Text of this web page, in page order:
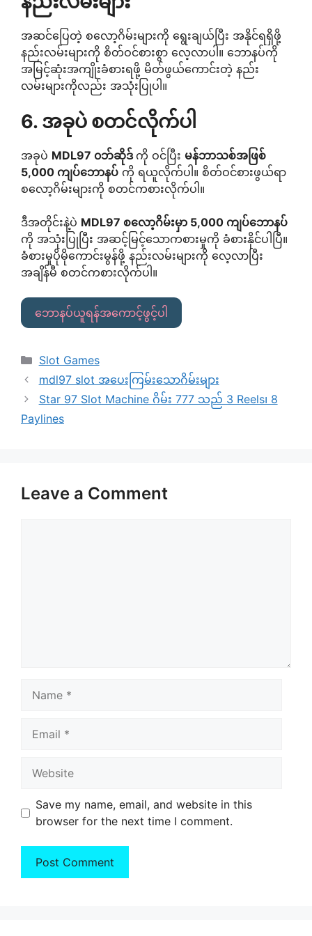
အဆင်ပြေတဲ့ စလော့ဂိမ်းများကို ရွေးချယ်ပြီး အနိုင်ရရှိဖို့
နည်းလမ်းများကို စိတ်ဝင်စားစွာ လေ့လာပါ။ ဘောနပ်ကို
အမြင့်ဆုံးအကျိုးခံစားရဖို့ မိတ်ဖွယ်ကောင်းတဲ့ နည်း
လမ်းများကိုလည်း အသုံးပြုပါ။
6. အခုပဲ စတင်လိုက်ပါ
အခုပဲ MDL97 ၀ဘ်ဆိုဒ် ကို ဝင်ပြီး မန်ဘာသစ်အဖြစ်
5,000 ကျပ်ဘောနပ် ကို ရယူလိုက်ပါ။ စိတ်ဝင်စားဖွယ်ရာ
စလော့ဂိမ်းများကို စတင်ကစားလိုက်ပါ။
ဒီအတိုင်းနဲ့ပဲ MDL97 စလော့ဂိမ်းမှာ 5,000 ကျပ်ဘောနပ်
ကို အသုံးပြုပြီး အဆင့်မြင့်သောကစားမှုကို ခံစားနိုင်ပါပြီ။
ခံစားမှုပိုမိုကောင်းမွန်ဖို့ နည်းလမ်းများကို လေ့လာပြီး
အချိန်မီ စတင်ကစားလိုက်ပါ။
ဘောနပ်ယူရန်အကောင့်ဖွင့်ပါ
Categories
Slot Games
mdl97 slot အပေးကြမ်းသောဂိမ်းများ
Star 97 Slot Machine ဂိမ်း 777 သည် 3 Reels၊ 8
Paylines
Leave a Comment
Save my name, email, and website in this
browser for the next time I comment.